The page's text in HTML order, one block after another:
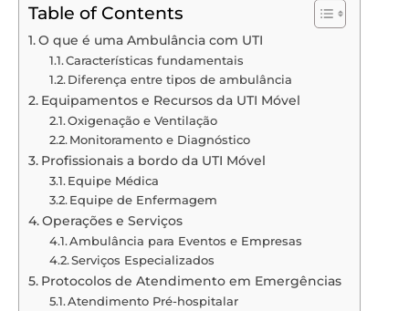
Table of Contents
O que é uma Ambulância com UTI
Características fundamentais
Diferença entre tipos de ambulância
Equipamentos e Recursos da UTI Móvel
Oxigenação e Ventilação
Monitoramento e Diagnóstico
Profissionais a bordo da UTI Móvel
Equipe Médica
Equipe de Enfermagem
Operações e Serviços
Ambulância para Eventos e Empresas
Serviços Especializados
Protocolos de Atendimento em Emergências
Atendimento Pré-hospitalar